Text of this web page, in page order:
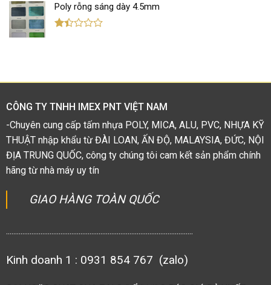
hạng
2.38
5 sao
Poly rỗng sáng dày 4.5mm
sao
CÔNG TY TNHH IMEX PNT VIỆT NAM
-Chuyên cung cấp tấm nhựa POLY, MICA, ALU, PVC, NHỰA KỸ
THUẬT nhập khẩu từ ĐÀI LOAN, ẤN ĐỘ, MALAYSIA, ĐỨC, NỘI
ĐỊA TRUNG QUỐC, công ty chúng tôi cam kết sản phẩm chính
hãng từ nhà máy uy tín
GIAO HÀNG TOÀN QUỐC
.......................................................................................................
Kinh doanh 1 : 0931 854 767 (zalo)